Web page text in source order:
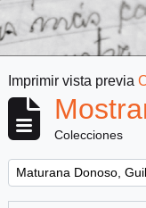
Imprimir vista previa
Colecciones
Remove filter:
Maturana Donoso,